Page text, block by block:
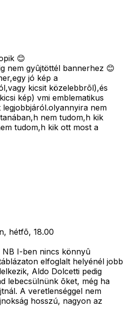
😊
nem gyûjtöttél bannerhez 😊
jó kép a
kicsit közelebbrõl),és
kép) vmi emblematikus
nem
nem tudom,h kik
tudom,h kik ott most a
hétfõ, 18.00
I-ben nincs könnyû
elfoglalt helyénél jobb
Aldo Dolcetti pedig
lebecsülnünk õket, még ha
A veretlenséggel nem
hosszú, nagyon az